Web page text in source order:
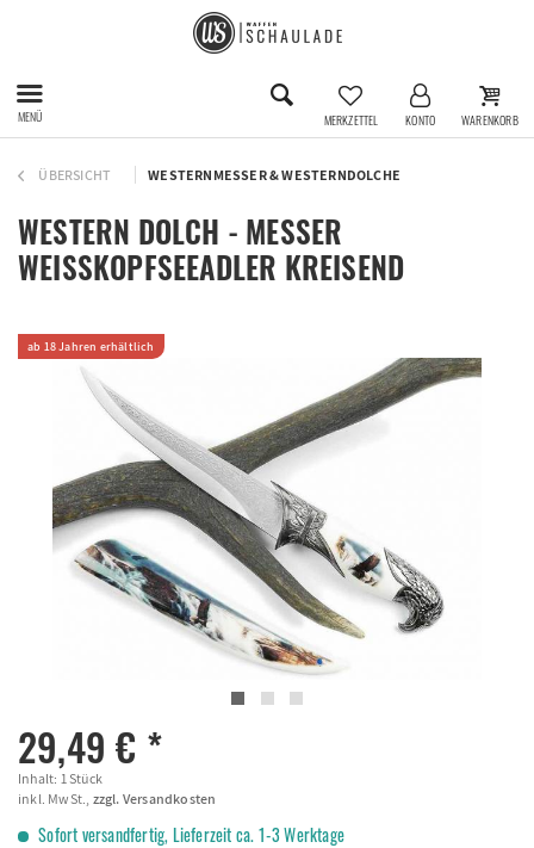
MENÜ MERKZETTEL KONTO WARENKORB
ÜBERSICHT WESTERNMESSER & WESTERNDOLCHE
WESTERN DOLCH - MESSER
WEISSKOPFSEEADLER KREISEND
ab 18 Jahren erhältlich
29,49 € *
Inhalt: 1 Stück
inkl. MwSt., zzgl. Versandkosten
Sofort versandfertig, Lieferzeit ca. 1-3 Werktage